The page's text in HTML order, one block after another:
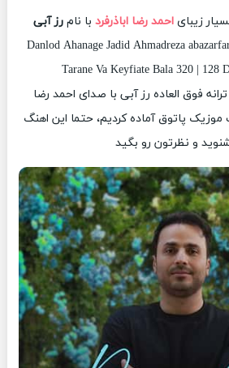
زیبای احمد رضا اباذرفرد با نام رز آبی
Danlod Ahanage Jadid Ahmadreza
Tarane Va Keyfiate Bala 320 | 128
فوق العاده رز آبی با صدای احمد رضا
موزیک پاتوق آماده کردیم، حتما این اهنگ
و نظرتون رو بگید